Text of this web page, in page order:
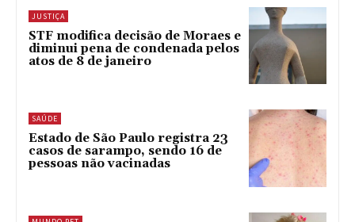
JUSTIÇA
STF modifica decisão de Moraes e
diminui pena de condenada pelos
atos de 8 de janeiro
SAÚDE
Estado de São Paulo registra 23
casos de sarampo, sendo 16 de
pessoas não vacinadas